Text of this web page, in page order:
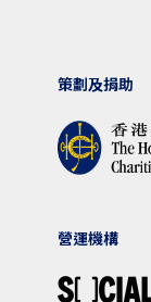
策劃及捐助
營運機構